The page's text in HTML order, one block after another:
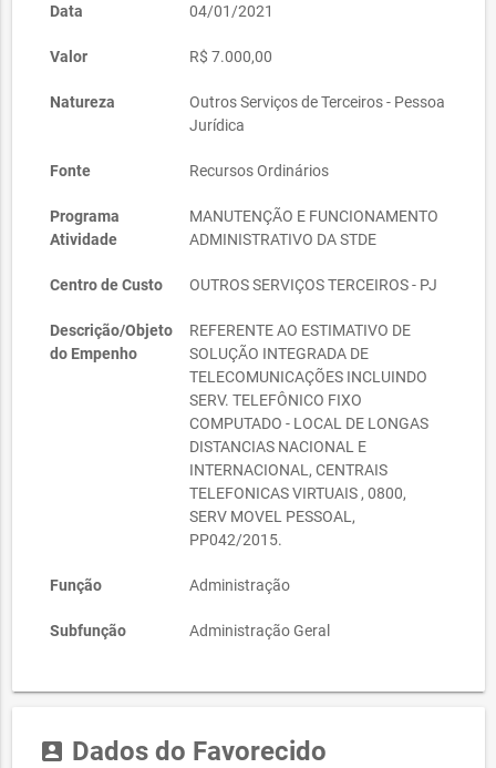
Data 04/01/2021
Valor R$ 7.000,00
Natureza
Outros Serviços de Terceiros - Pessoa
Jurídica
Fonte Recursos Ordinários
Programa
Atividade
MANUTENÇÃO E FUNCIONAMENTO
ADMINISTRATIVO DA STDE
Centro de Custo OUTROS SERVIÇOS TERCEIROS - PJ
Descrição/Objeto
do Empenho
REFERENTE AO ESTIMATIVO DE
SOLUÇÃO INTEGRADA DE
TELECOMUNICAÇÕES INCLUINDO
SERV. TELEFÔNICO FIXO
COMPUTADO - LOCAL DE LONGAS
DISTANCIAS NACIONAL E
INTERNACIONAL, CENTRAIS
TELEFONICAS VIRTUAIS , 0800,
SERV MOVEL PESSOAL,
PP042/2015.
Função Administração
Subfunção Administração Geral
account_box Dados do Favorecido